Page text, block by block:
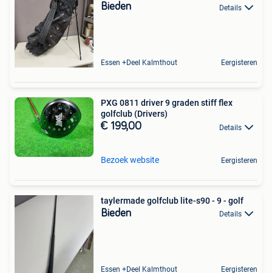
Bieden Details
Essen +Deel Kalmthout Eergisteren
PXG 0811 driver 9 graden stiff flex
golfclub (Drivers)
€ 199,00 Details
Bezoek website Eergisteren
taylermade golfclub lite-s90 - 9 - golf
Bieden Details
Essen +Deel Kalmthout Eergisteren